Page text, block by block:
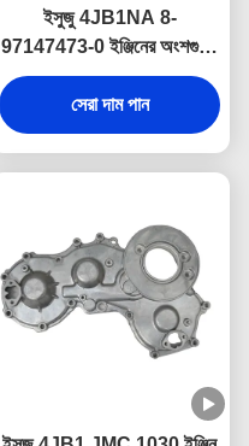
ইসুজু 4JB1NA 8-
97147473-0 ইঞ্জিনের অংশগুলির
জন্য ওয়াটার রেডিয়েটর ইনলেট নল
সেরা দাম পান